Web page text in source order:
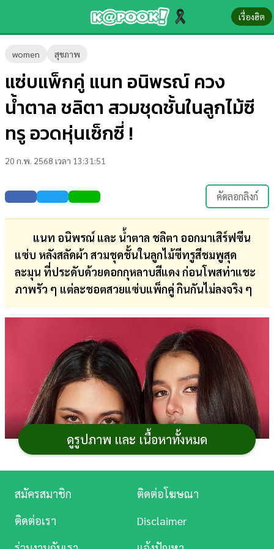
เรื่องฮิต
women สุขภาพ
แซ่บแพ็กคู่ แนท อนิพรณ์ ควง
น้ำตาล ชลิตา สวมชุดชั้นในลูกไม้ซี
ทรู อวดหุ่นเซ็กซี่ !
20 ก.พ. 2568 เวลา 13:31:51
คัดลอกลิงก์
แนท อนิพรณ์ และ น้ำตาล ชลิตา ออกมาเสิร์ฟซีน
แซ่บ หลังสลัดผ้า สวมชุดชั้นในลูกไม้ซีทรูสีชมพูสุด
ละมุน ที่ประดับด้วยดอกกุหลาบสีแดง ก่อนโพสท่าแชะ
ภาพรัว ๆ แต่ละชอตสวยแซ่บแพ็กคู่ กินกันไม่ลงจริง ๆ
ดูรูปภาพ และ เนื้อหาทั้งหมด
ข่าว-
ความ
รู้
ข่าว
บันเทิง
ตรวจ
หวย
บอล
สด
การ
บันเทิง
ดู
หนัง
สมัครสมาชิก
ติดต่อโฆษณา
ติดต่อเรา
Disclaimer